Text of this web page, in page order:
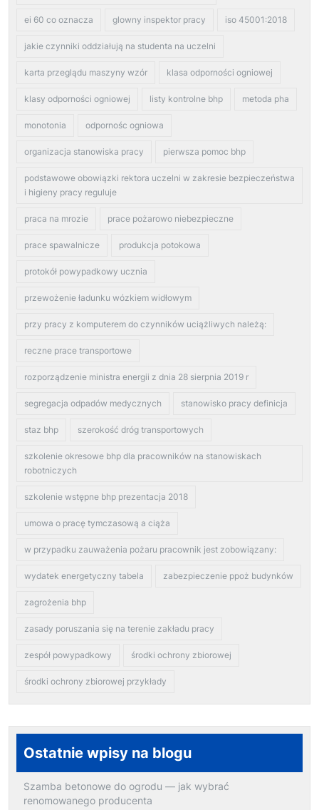
ei 60 co oznacza glowny inspektor pracy iso 45001:2018
jakie czynniki oddziałują na studenta na uczelni
karta przeglądu maszyny wzór klasa odporności ogniowej
klasy odporności ogniowej listy kontrolne bhp metoda pha
monotonia odpornośc ogniowa
organizacja stanowiska pracy pierwsza pomoc bhp
podstawowe obowiązki rektora uczelni w zakresie bezpieczeństwa
i higieny pracy reguluje
praca na mrozie prace pożarowo niebezpieczne
prace spawalnicze produkcja potokowa
protokół powypadkowy ucznia
przewożenie ładunku wózkiem widłowym
przy pracy z komputerem do czynników uciążliwych należą:
reczne prace transportowe
rozporządzenie ministra energii z dnia 28 sierpnia 2019 r
segregacja odpadów medycznych stanowisko pracy definicja
staz bhp szerokość dróg transportowych
szkolenie okresowe bhp dla pracowników na stanowiskach
robotniczych
szkolenie wstępne bhp prezentacja 2018
umowa o pracę tymczasową a ciąża
w przypadku zauważenia pożaru pracownik jest zobowiązany:
wydatek energetyczny tabela zabezpieczenie ppoż budynków
zagrożenia bhp
zasady poruszania się na terenie zakładu pracy
zespół powypadkowy środki ochrony zbiorowej
środki ochrony zbiorowej przykłady
Ostatnie wpisy na blogu
Szamba betonowe do ogrodu — jak wybrać
renomowanego producenta